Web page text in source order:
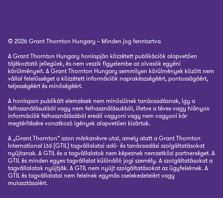
© 2026 Grant Thornton Hungary – Minden jog fenntartva
A Grant Thornton Hungary honlapján közzétett publikációk alapvetően
tájékoztató jellegűek, és nem veszik figyelembe az olvasók egyéni
körülményeit. A Grant Thornton Hungary semmilyen körülmények között nem
vállal felelősséget a közzétett információk naprakészségéért, pontosságáért,
teljességéért és minőségéért.
A honlapon publikált elemzések nem minősülnek tanácsadásnak, így a
felhasználásukból vagy nem felhasználásukból, illetve a téves vagy hiányos
információk felhasználásából eredő vagyoni vagy nem vagyoni kár
megtérítésére vonatkozó igények alapvetően kizártak.
A „Grant Thornton” azon márkanévre utal, amely alatt a Grant Thornton
International Ltd (GTIL) tagvállalatai adó- és tanácsadási szolgáltatásokat
nyújtanak. A GTIL és a tagvállalatok nem képeznek nemzetközi partnerséget. A
GTIL és minden egyes tagvállalat különálló jogi személy. A szolgáltatásokat a
tagvállalatok nyújtják. A GTIL nem nyújt szolgáltatásokat az ügyfeleknek. A
GTIL és tagvállalatai nem felelnek egymás cselekedeteiért vagy
mulasztásaiért.